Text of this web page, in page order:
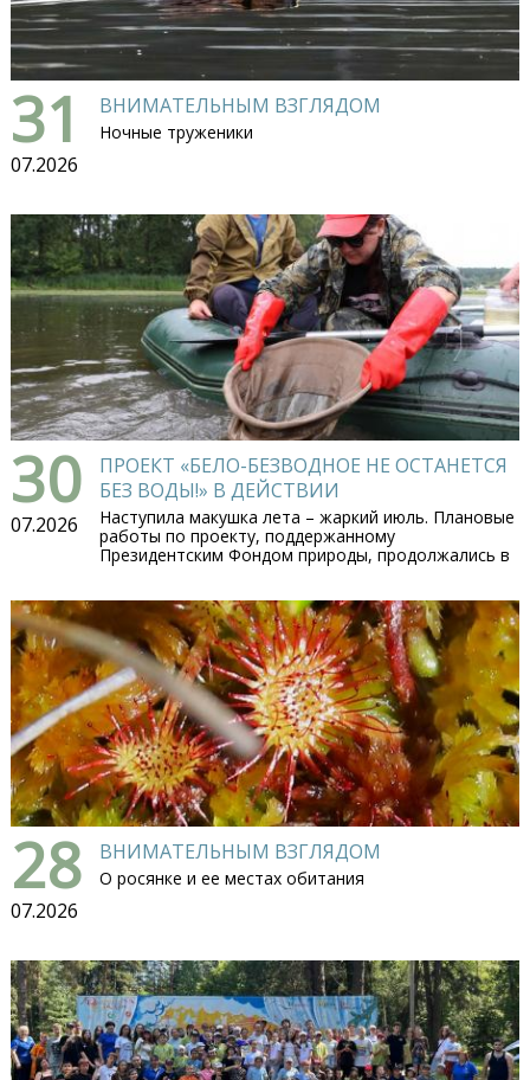
31
07.2026
ВНИМАТЕЛЬНЫМ ВЗГЛЯДОМ
Ночные труженики
30
07.2026
ПРОЕКТ «БЕЛО-БЕЗВОДНОЕ НЕ ОСТАНЕТСЯ
БЕЗ ВОДЫ!» В ДЕЙСТВИИ
Наступила макушка лета – жаркий июль. Плановые
работы по проекту, поддержанному
Президентским Фондом природы, продолжались в
28
07.2026
ВНИМАТЕЛЬНЫМ ВЗГЛЯДОМ
О росянке и ее местах обитания